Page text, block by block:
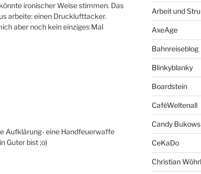
ironischer Weise stimmen. Das
arbeite: einen Drucklufttacker.
aber noch kein einziges Mal
Aufklärung- eine Handfeuerwaffe
Guter bist ;o)
Arbeit und
AxeAge
Bahnreiseblog
Blinkyblanky
Boardstein
CaféWeltenall
Candy
CeKaDo
Christian Wöhrl